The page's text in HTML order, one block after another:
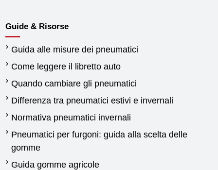
Guide & Risorse
Guida alle misure dei pneumatici
Come leggere il libretto auto
Quando cambiare gli pneumatici
Differenza tra pneumatici estivi e invernali
Normativa pneumatici invernali
Pneumatici per furgoni: guida alla scelta delle
gomme
Guida gomme agricole